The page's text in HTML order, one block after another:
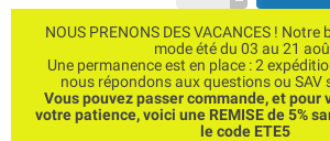
NOUS PRENONS DES VACANCES !
mode été du 03 au 21
Une permanence est en place : 2
nous répondons aux questions ou SAV
Vous pouvez passer commande, et pour
votre patience, voici une REMISE de 5%
le code ETE5